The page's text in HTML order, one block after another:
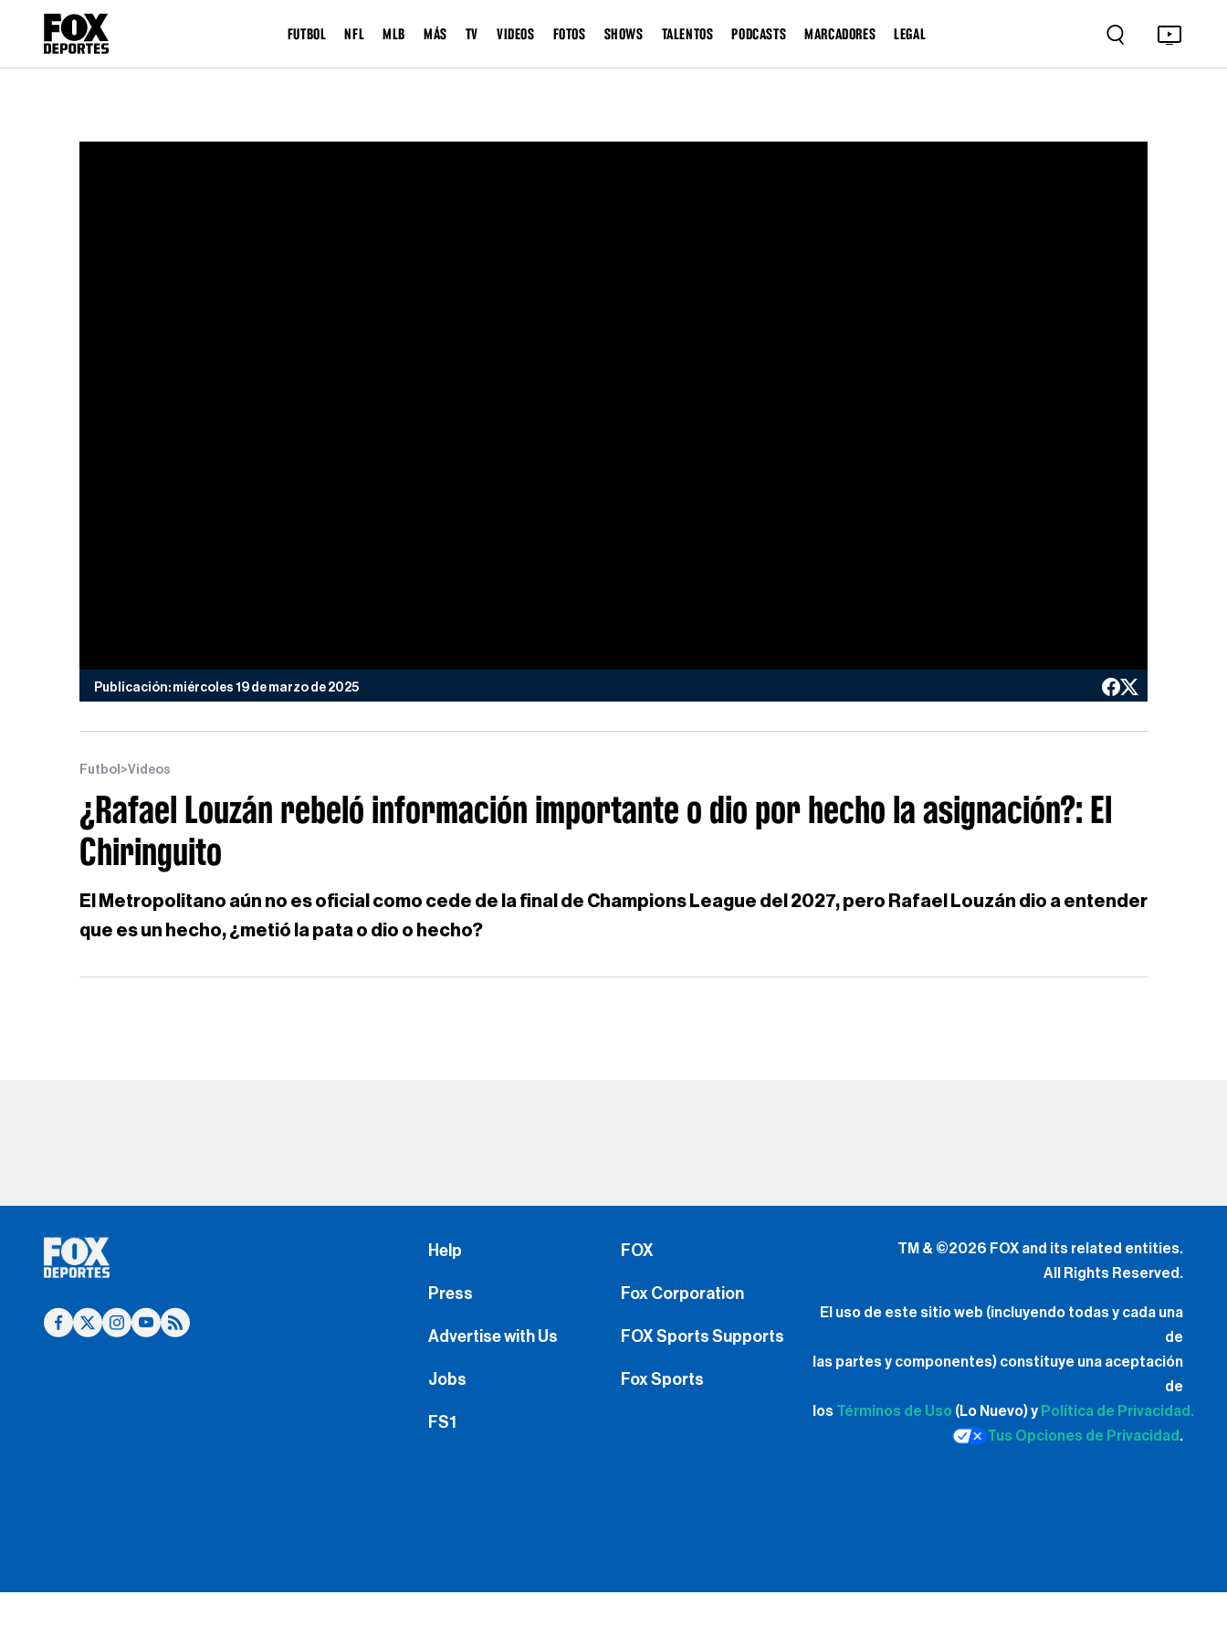
FUTBOL NFL MLB MÁS TV VIDEOS FOTOS SHOWS TALENTOS PODCASTS MARCADORES LEGAL
Publicación: miércoles 19 de marzo de 2025
Futbol >Videos
¿Rafael Louzán rebeló información importante o dio por hecho la asignación?: El
Chiringuito
El Metropolitano aún no es oficial como cede de la final de Champions League del 2027, pero Rafael Louzán dio a entender
que es un hecho, ¿metió la pata o dio o hecho?
Help
Press
Advertise with Us
Jobs
FS1
FOX
Fox Corporation
FOX Sports Supports
Fox Sports
TM & ©2026 FOX and its related entities.
All Rights Reserved.
El uso de este sitio web (incluyendo todas y cada una
de
las partes y componentes) constituye una aceptación
de
los Términos de Uso (Lo Nuevo) y Política de Privacidad.
Tus Opciones de Privacidad .